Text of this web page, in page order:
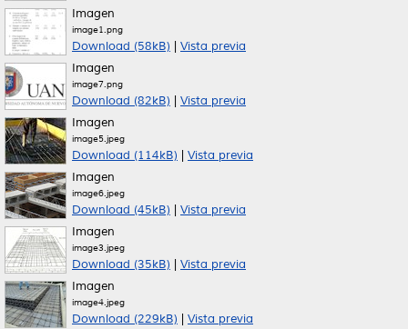
Imagen
image1.png
Download (58kB)
Vista previa
Imagen
image7.png
Download (82kB)
Vista previa
Imagen
image5.jpeg
Download (114kB)
Vista previa
Imagen
image6.jpeg
Download (45kB)
Vista previa
Imagen
image3.jpeg
Download (35kB)
Vista previa
Imagen
image4.jpeg
Download (229kB)
Vista previa